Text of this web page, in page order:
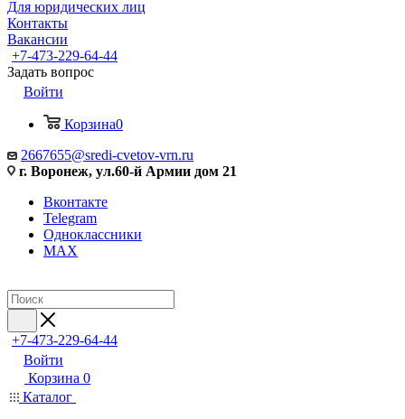
Для юридических лиц
Контакты
Вакансии
+7-473-229-64-44
Задать вопрос
Войти
Корзина0
2667655@sredi-cvetov-vrn.ru
г. Воронеж, ул.60-й Армии дом 21
Вконтакте
Telegram
Одноклассники
MAX
+7-473-229-64-44
Войти
Корзина 0
Каталог